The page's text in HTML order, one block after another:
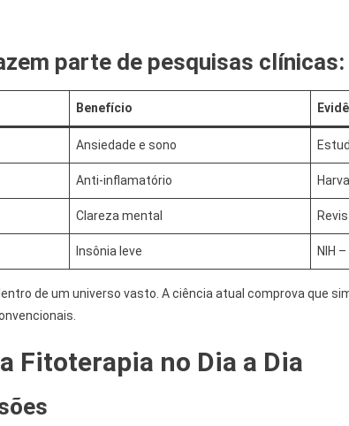
parte de pesquisas clínicas:
Benefício
Ansiedade e sono
Anti-inflamatório
Clareza mental
Insônia leve NIH
de um universo vasto. A ciência atual comprova que
Fitoterapia no Dia a Dia